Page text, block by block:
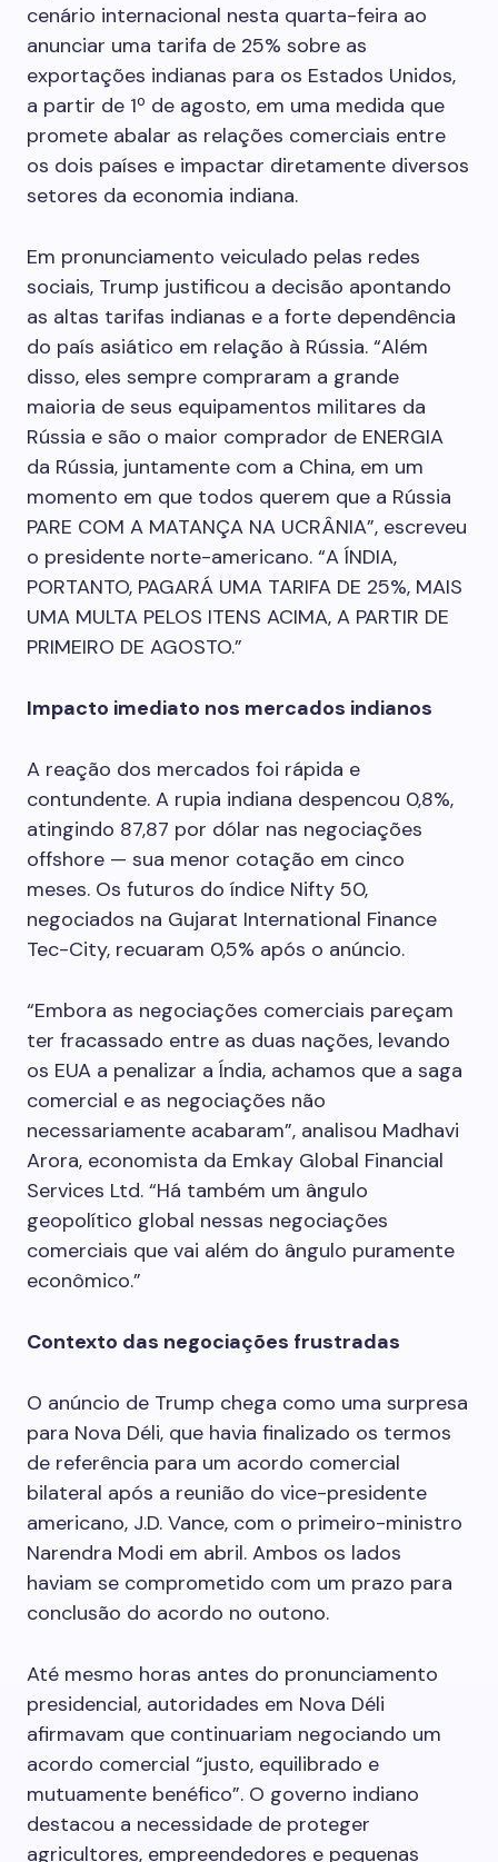
cenário internacional nesta quarta-feira ao
anunciar uma tarifa de 25% sobre as
exportações indianas para os Estados Unidos,
a partir de 1º de agosto, em uma medida que
promete abalar as relações comerciais entre
os dois países e impactar diretamente diversos
setores da economia indiana.
Em pronunciamento veiculado pelas redes
sociais, Trump justificou a decisão apontando
as altas tarifas indianas e a forte dependência
do país asiático em relação à Rússia. “Além
disso, eles sempre compraram a grande
maioria de seus equipamentos militares da
Rússia e são o maior comprador de ENERGIA
da Rússia, juntamente com a China, em um
momento em que todos querem que a Rússia
PARE COM A MATANÇA NA UCRÂNIA”, escreveu
o presidente norte-americano. “A ÍNDIA,
PORTANTO, PAGARÁ UMA TARIFA DE 25%, MAIS
UMA MULTA PELOS ITENS ACIMA, A PARTIR DE
PRIMEIRO DE AGOSTO.”
Impacto imediato nos mercados indianos
A reação dos mercados foi rápida e
contundente. A rupia indiana despencou 0,8%,
atingindo 87,87 por dólar nas negociações
offshore — sua menor cotação em cinco
meses. Os futuros do índice Nifty 50,
negociados na Gujarat International Finance
Tec-City, recuaram 0,5% após o anúncio.
“Embora as negociações comerciais pareçam
ter fracassado entre as duas nações, levando
os EUA a penalizar a Índia, achamos que a saga
comercial e as negociações não
necessariamente acabaram”, analisou Madhavi
Arora, economista da Emkay Global Financial
Services Ltd. “Há também um ângulo
geopolítico global nessas negociações
comerciais que vai além do ângulo puramente
econômico.”
Contexto das negociações frustradas
O anúncio de Trump chega como uma surpresa
para Nova Déli, que havia finalizado os termos
de referência para um acordo comercial
bilateral após a reunião do vice-presidente
americano, J.D. Vance, com o primeiro-ministro
Narendra Modi em abril. Ambos os lados
haviam se comprometido com um prazo para
conclusão do acordo no outono.
Até mesmo horas antes do pronunciamento
presidencial, autoridades em Nova Déli
afirmavam que continuariam negociando um
acordo comercial “justo, equilibrado e
mutuamente benéfico”. O governo indiano
destacou a necessidade de proteger
agricultores, empreendedores e pequenas